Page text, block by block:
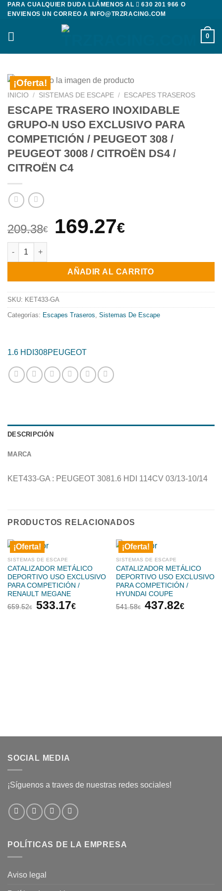
Saltar
contenido
PARA CUALQUIER DUDA LLÁMENOS AL 630 201 966 O
ENVIENOS UN CORREO A
INFO@TRZRACING.COM
0
¡Oferta!
INICIO / SISTEMAS DE ESCAPE / ESCAPES TRASEROS
ESCAPE TRASERO INOXIDABLE
GRUPO-N USO EXCLUSIVO PARA
COMPETICIÓN / PEUGEOT 308 /
PEUGEOT 3008 / CITROËN DS4 /
CITROËN C4
209.38€
El
original
era:
209.38€.
169.27€El
actual
es:
169.27€.
ESCAPE TRASERO INOXIDABLE GRUPO-N USO EXCLUSIVO
AÑADIR AL CARRITO
SKU: KET433-GA
Categorías: Escapes Traseros Sistemas De Escape
1.6 HDI 308PEUGEOT
DESCRIPCIÓN
MARCA
KET433-GA : PEUGEOT 3081.6 HDI 114CV 03/13-10/14
PRODUCTOS RELACIONADOS
¡Oferta!
SISTEMAS DE ESCAPE
CATALIZADOR METÁLICO
DEPORTIVO USO EXCLUSIVO
PARA COMPETICIÓN /
RENAULT MEGANE
659.52€
El
533.17€El
¡Oferta!
SISTEMAS DE ESCAPE
CATALIZADOR METÁLICO
DEPORTIVO USO EXCLUSIVO
PARA COMPETICIÓN /
HYUNDAI COUPE
541.58€
El
437.82€El
SOCIAL MEDIA
¡Síguenos a traves de nuestras redes sociales!
POLÍTICAS DE LA EMPRESA
Aviso legal